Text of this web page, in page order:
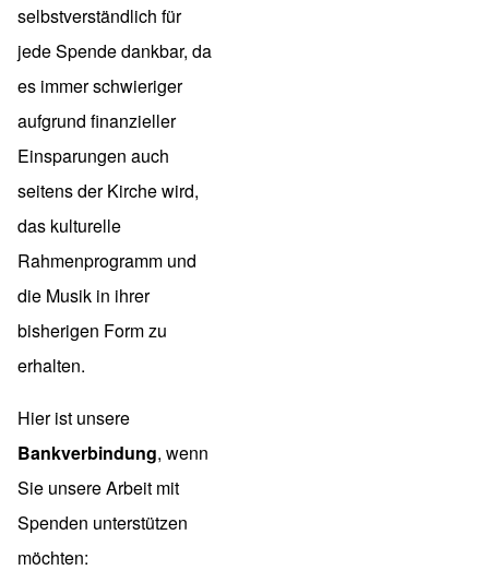
selbstverständlich für
jede Spende dankbar, da
es immer schwieriger
aufgrund finanzieller
Einsparungen auch
seitens der Kirche wird,
das kulturelle
Rahmenprogramm und
die Musik in ihrer
bisherigen Form zu
erhalten.
Hier ist unsere
Bankverbindung, wenn
Sie unsere Arbeit mit
Spenden unterstützen
möchten: